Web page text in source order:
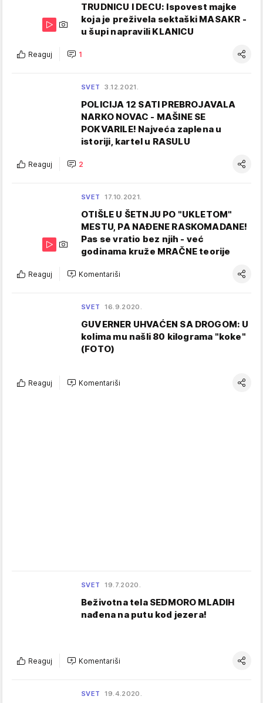
TRUDNICU I DECU: Ispovest majke
koja je preživela sektaški MASAKR -
u šupi napravili KLANICU
Reaguj 1
SVET 3.12.2021.
POLICIJA 12 SATI PREBROJAVALA
NARKO NOVAC - MAŠINE SE
POKVARILE! Najveća zaplena u
istoriji, kartel u RASULU
Reaguj 2
SVET 17.10.2021.
OTIŠLE U ŠETNJU PO "UKLETOM"
MESTU, PA NAĐENE RASKOMADANE!
Pas se vratio bez njih - već
godinama kruže MRAČNE teorije
Reaguj Komentariši
SVET 16.9.2020.
GUVERNER UHVAĆEN SA DROGOM: U
kolima mu našli 80 kilograma "koke"
(FOTO)
Reaguj Komentariši
SVET 19.7.2020.
Beživotna tela SEDMORO MLADIH
nađena na putu kod jezera!
Reaguj Komentariši
SVET 19.4.2020.